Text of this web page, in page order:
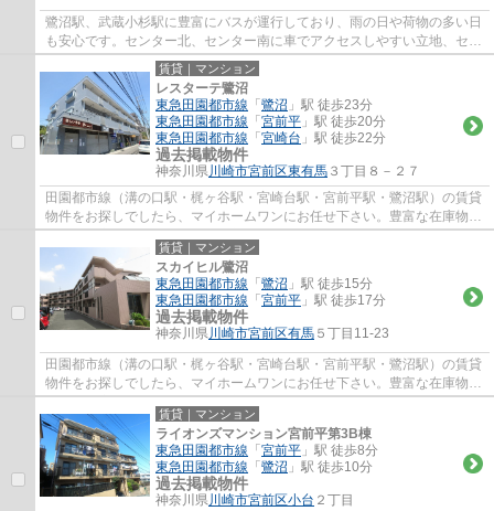
鷺沼駅、武蔵小杉駅に豊富にバスが運行しており、雨の日や荷物の多い日
も安心です。センター北、センター南に車でアクセスしやすい立地、セン
ター北、センター南には、ノースポートモ...
賃貸｜マンション
レスターテ鷺沼
東急田園都市線 「 鷺沼 」駅 徒歩23分
東急田園都市線 「 宮前平 」駅 徒歩20分
東急田園都市線 「 宮崎台 」駅 徒歩22分
過去掲載物件
神奈川県川崎市宮前区東有馬 ３丁目８－２７
田園都市線（溝の口駅・梶ヶ谷駅・宮崎台駅・宮前平駅・鷺沼駅）の賃貸
物件をお探しでしたら、マイホームワンにお任せ下さい。豊富な在庫物件
から、お客様のご要望に合うお部屋をご提...
賃貸｜マンション
スカイヒル鷺沼
東急田園都市線 「 鷺沼 」駅 徒歩15分
東急田園都市線 「 宮前平 」駅 徒歩17分
過去掲載物件
神奈川県川崎市宮前区有馬 ５丁目11-23
田園都市線（溝の口駅・梶ヶ谷駅・宮崎台駅・宮前平駅・鷺沼駅）の賃貸
物件をお探しでしたら、マイホームワンにお任せ下さい。豊富な在庫物件
から、お客様のご要望に合うお部屋をご提...
賃貸｜マンション
ライオンズマンション宮前平第3B棟
東急田園都市線 「 宮前平 」駅 徒歩8分
東急田園都市線 「 鷺沼 」駅 徒歩10分
過去掲載物件
神奈川県川崎市宮前区小台 ２丁目